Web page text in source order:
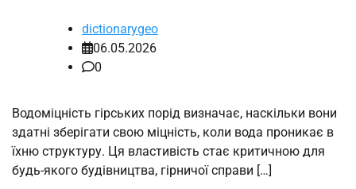
dictionarygeo
06.05.2026
0
Водоміцність гірських порід визначає, наскільки вони
здатні зберігати свою міцність, коли вода проникає в
їхню структуру. Ця властивість стає критичною для
будь-якого будівництва, гірничої справи […]